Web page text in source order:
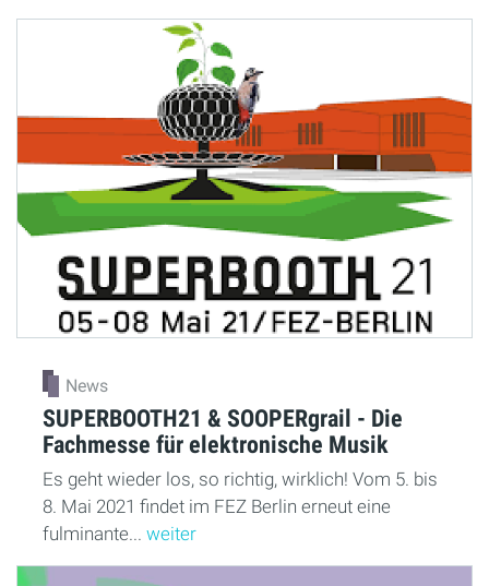
News
SUPERBOOTH21 & SOOPERgrail - Die
Fachmesse für elektronische Musik
Es geht wieder los, so richtig, wirklich! Vom 5. bis
8. Mai 2021 findet im FEZ Berlin erneut eine
fulminante... weiter